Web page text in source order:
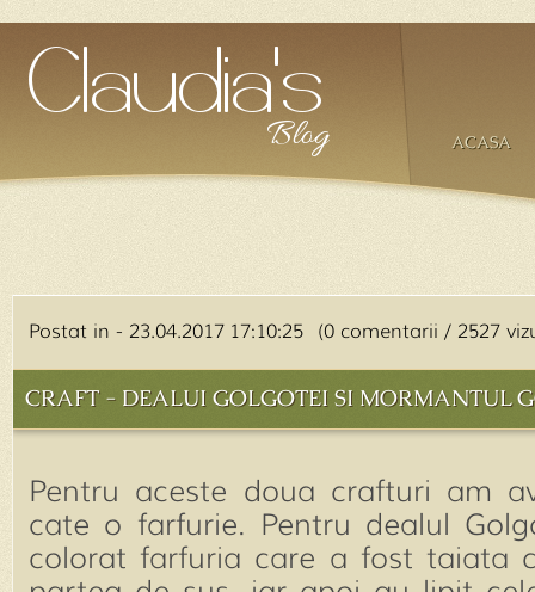
ACASA
Postat in - 23.04.2017 17:10:25 (0 comentarii / 2527
CRAFT - DEALUI GOLGOTEI SI MORMANTUL
Pentru aceste doua crafturi am
cate o farfurie. Pentru dealul
colorat farfuria care a fost taiata